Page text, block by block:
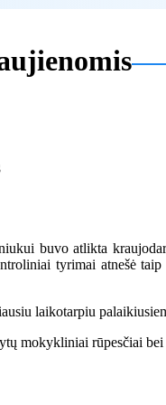
buvo atlikta
tyrimai atnešė
laikotarpiu
mokykliniai rūpesčiai